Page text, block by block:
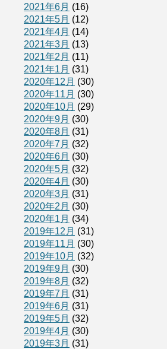
2021年6月 (16)
2021年5月 (12)
2021年4月 (14)
2021年3月 (13)
2021年2月 (11)
2021年1月 (31)
2020年12月 (30)
2020年11月 (30)
2020年10月 (29)
2020年9月 (30)
2020年8月 (31)
2020年7月 (32)
2020年6月 (30)
2020年5月 (32)
2020年4月 (30)
2020年3月 (31)
2020年2月 (30)
2020年1月 (34)
2019年12月 (31)
2019年11月 (30)
2019年10月 (32)
2019年9月 (30)
2019年8月 (32)
2019年7月 (31)
2019年6月 (31)
2019年5月 (32)
2019年4月 (30)
2019年3月 (31)